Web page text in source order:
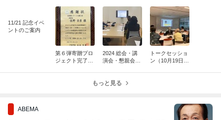
11/21 記念イベ
ントのご案内
第６弾寄贈プロ
ジェクト完了の
2024 総会・講
演会・懇親会
トークセッショ
ン（10月19日）
もっと見る
ABEMA